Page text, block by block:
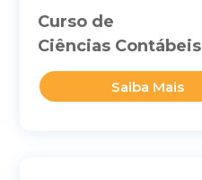
Curso de
Ciências Contábeis
Saiba Mais